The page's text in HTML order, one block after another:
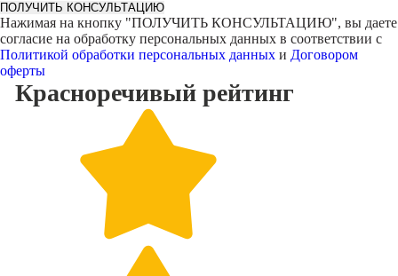
ПОЛУЧИТЬ КОНСУЛЬТАЦИЮ
Нажимая на кнопку "ПОЛУЧИТЬ КОНСУЛЬТАЦИЮ", вы даете
согласие на обработку персональных данных в соответствии с
Политикой обработки персональных данных и Договором
оферты
Красноречивый рейтинг